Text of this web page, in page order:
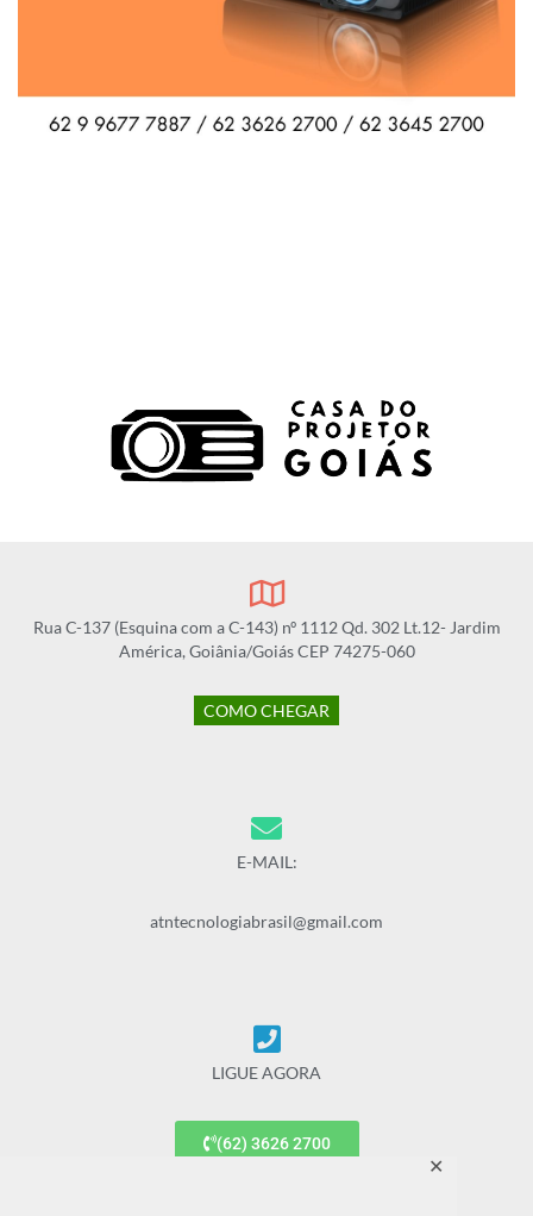
✕
Rua C-137 (Esquina com a C-143) nº 1112 Qd. 302 Lt.12- Jardim
América, Goiânia/Goiás CEP 74275-060
COMO CHEGAR
E-MAIL:
atntecnologiabrasil@gmail.com
LIGUE AGORA
(62) 3626 2700